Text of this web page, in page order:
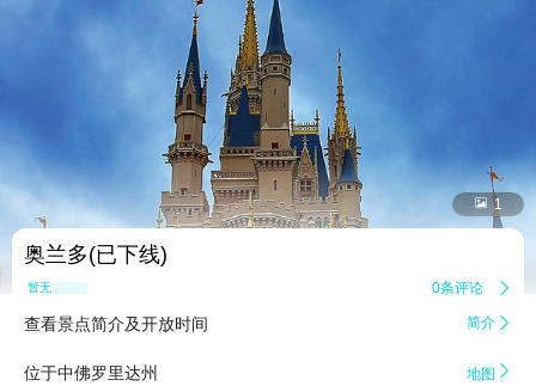
 1
奥兰多(已下线)
暂无点评 0条评论 
查看景点简介及开放时间 简介 
位于中佛罗里达州 地图 